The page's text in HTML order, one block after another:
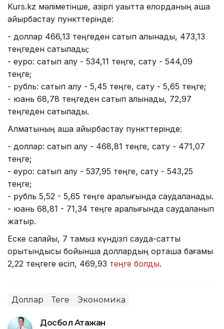
Kurs.kz мәліметінше, қазіргі уақытта елорданың ақша
айырбастау пункттерінде:
- доллар 466,13 теңгеден сатып алынады, 473,13
теңгеден сатылады;
- еуро: сатып алу - 534,11 теңге, сату - 544,09
теңге;
- рубль: сатып алу - 5,45 теңге, сату - 5,65 теңге;
- юань 68,78 теңгеден сатып алынады, 72,97
теңгеден сатылады.
Алматының ақша айырбастау пункттерінде:
- доллар: сатып алу - 468,81 теңге, сату - 471,07
теңге;
- еуро: сатып алу - 537,95 теңге, сату - 543,25
теңге;
- рубль 5,52 - 5,65 теңге аралығында саудаланады.
- юань 68,81 - 71,34 теңге аралығында саудаланып
жатыр.
Еске салайық, 7 тамыз күндізгі сауда-саттық
қорытындысы бойынша доллардың орташа бағамы
2,22 теңгеге өсіп, 469,93 теңге болды.
Доллар Теңге Экономика
Досбол Атажан